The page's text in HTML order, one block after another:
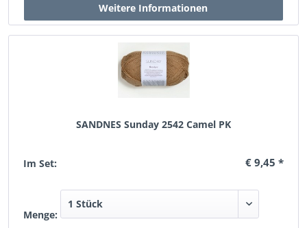
SANDNES Sunday 2542 Camel PK
Im Set: € 9,45 *
Menge: